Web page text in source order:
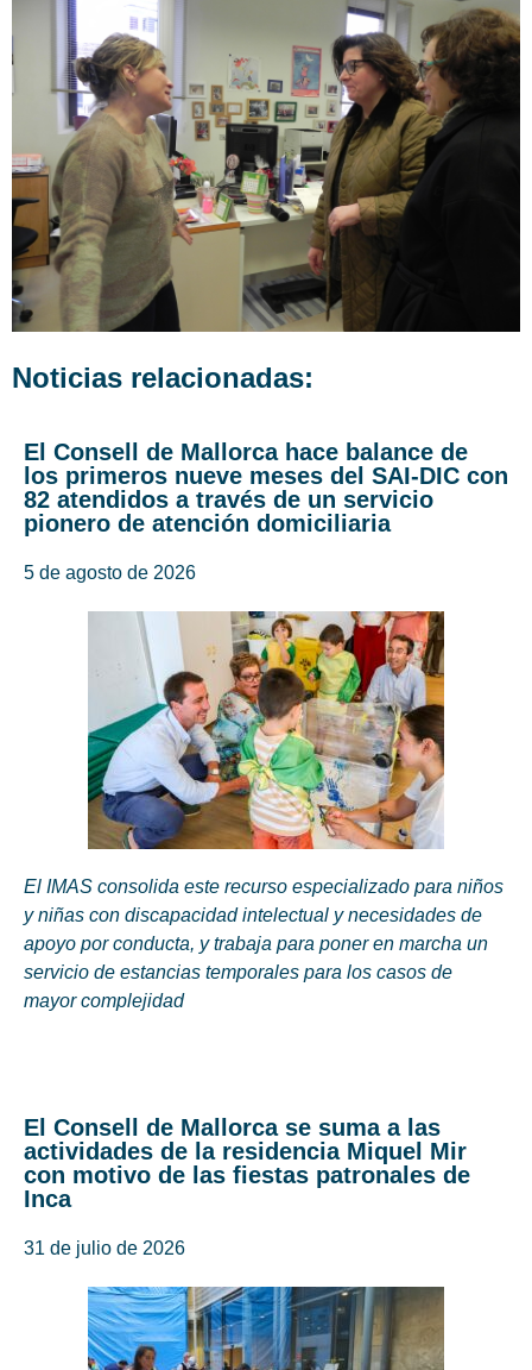
Noticias relacionadas:
El Consell de Mallorca hace balance de
los primeros nueve meses del SAI-DIC con
82 atendidos a través de un servicio
pionero de atención domiciliaria
5 de agosto de 2026
El IMAS consolida este recurso especializado para niños
y niñas con discapacidad intelectual y necesidades de
apoyo por conducta, y trabaja para poner en marcha un
servicio de estancias temporales para los casos de
mayor complejidad
El Consell de Mallorca se suma a las
actividades de la residencia Miquel Mir
con motivo de las fiestas patronales de
Inca
31 de julio de 2026